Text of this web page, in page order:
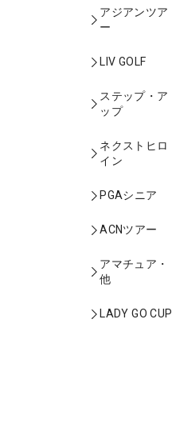
アジアンツア
ー
LIV GOLF
ステップ・ア
ップ
ネクストヒロ
イン
PGAシニア
ACNツアー
アマチュア・
他
LADY GO CUP